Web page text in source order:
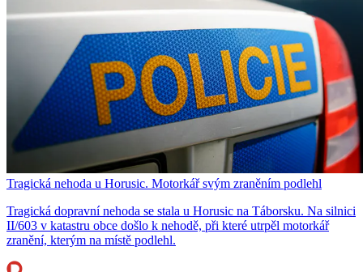
Tragická nehoda u Horusic. Motorkář svým zraněním podlehl
Tragická dopravní nehoda se stala u Horusic na Táborsku. Na silnici
II/603 v katastru obce došlo k nehodě, při které utrpěl motorkář
zranění, kterým na místě podlehl.